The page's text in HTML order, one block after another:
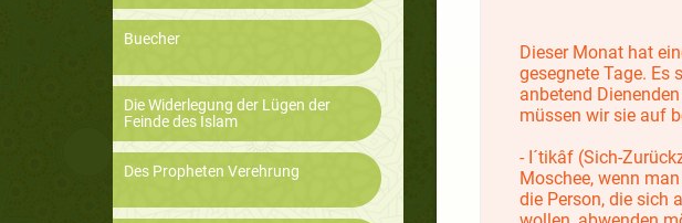
Buecher
Die Widerlegung der Lügen der
Feinde des Islam
Des Propheten Verehrung
Dieser Monat hat
gesegnete Tage. Es
anbetend
müssen wir sie auf
- I´tikâf (Sich-
Moschee, wenn
die Person, die sich